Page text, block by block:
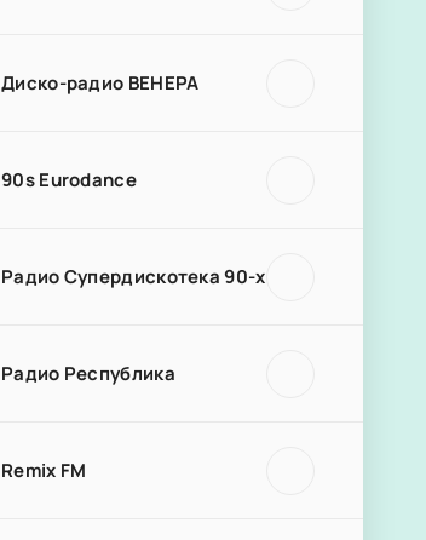
Диско-радио ВЕНЕРА
90s Eurodance
Радио Супердискотека 90-х
Радио Республика
Remix FM